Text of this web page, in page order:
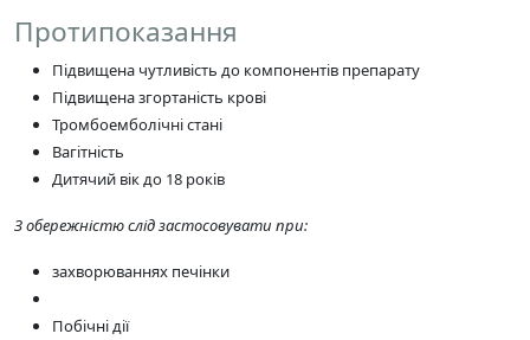
Протипоказання
Підвищена чутливість до компонентів препарату
Підвищена згортаність крові
Тромбоемболічні стані
Вагітність
Дитячий вік до 18 років
З обережністю слід застосовувати при:
захворюваннях печінки
Побічні дії